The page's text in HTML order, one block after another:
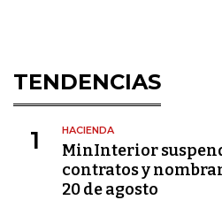
TENDENCIAS
1 HACIENDA
MinInterior
contratos y
20 de agosto